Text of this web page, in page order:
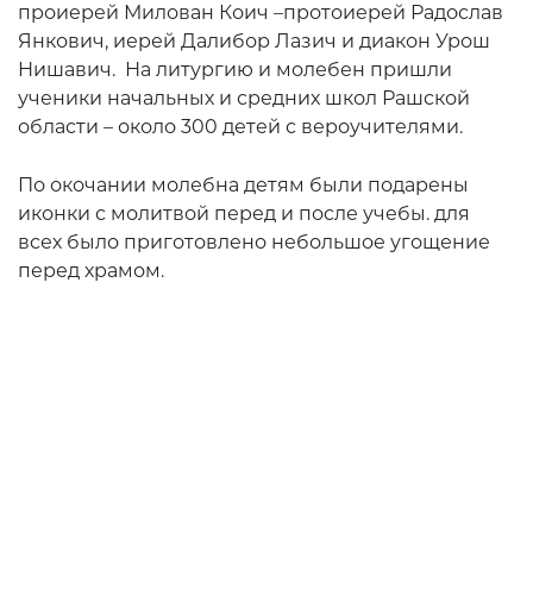
проиерей Милован Коич –протоиерей Радослав
Янкович, иерей Далибор Лазич и диакон Урош
Нишавич. На литургию и молебен пришли
ученики начальных и средних школ Рашской
области – около 300 детей с вероучителями.
По окочании молебна детям были подарены
иконки с молитвой перед и после учебы. для
всех было приготовлено небольшое угощение
перед храмом.